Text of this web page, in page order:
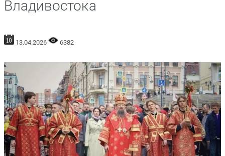
Владивостока
13.04.2026 6382